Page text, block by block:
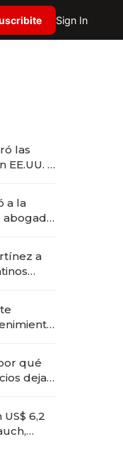
Sign In
las
y
a la
abogado
a
qué
dejan
6,2